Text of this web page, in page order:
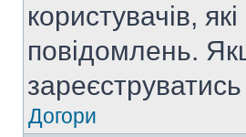
користувачів,
повідомлень.
Догори